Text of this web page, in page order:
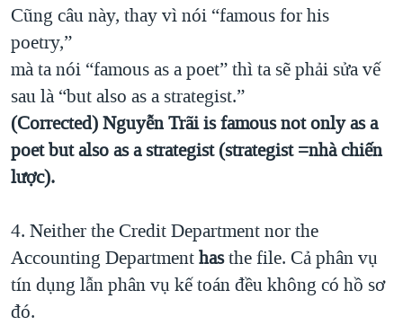
Cũng câu này, thay vì nói “famous for his
poetry,”
mà ta nói “famous as a poet” thì ta sẽ phải sửa vế
sau là “but also as a strategist.”
(Corrected) Nguyễn Trãi is famous not only as a
poet but also as a strategist (strategist =nhà chiến
lược).
4. Neither the Credit Department nor the
Accounting Departmenthasthe file. Cả phân vụ
tín dụng lẫn phân vụ kế toán đều không có hồ sơ
đó.